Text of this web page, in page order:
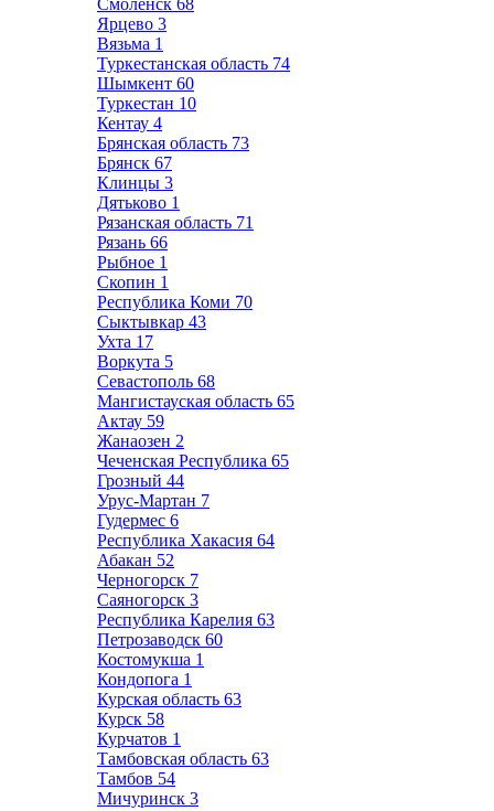
Смоленск 68
Ярцево 3
Вязьма 1
Туркестанская область 74
Шымкент 60
Туркестан 10
Кентау 4
Брянская область 73
Брянск 67
Клинцы 3
Дятьково 1
Рязанская область 71
Рязань 66
Рыбное 1
Скопин 1
Республика Коми 70
Сыктывкар 43
Ухта 17
Воркута 5
Севастополь 68
Мангистауская область 65
Актау 59
Жанаозен 2
Чеченская Республика 65
Грозный 44
Урус-Мартан 7
Гудермес 6
Республика Хакасия 64
Абакан 52
Черногорск 7
Саяногорск 3
Республика Карелия 63
Петрозаводск 60
Костомукша 1
Кондопога 1
Курская область 63
Курск 58
Курчатов 1
Тамбовская область 63
Тамбов 54
Мичуринск 3